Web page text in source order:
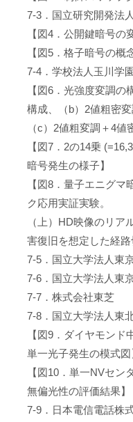
7-3．国立研究開発法
【図4．公開鍵暗号の
【図5．格子暗号の概
7-4．学校法人玉川学
【図6．光強度変調
構成、（b）2値粗密
（c）2値粗変調＋4値
【図7．2の14乗
暗号発生の様子】
【図8．量子エニグ
ク応用実証実験。
（上）HD映像のリア
害復旧を想定した経路
7-5．国立大学法人東
7-6．国立大学法人東
7-7．株式会社東芝
7-8．国立大学法人東
【図9．ダイヤモン
単一光子発生の模式図
【図10．単一NVセン
無偏光性の評価結果】
7-9．日本電信電話株